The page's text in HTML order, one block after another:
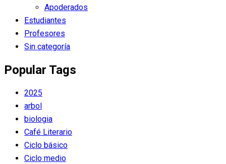
Apoderados
Estudiantes
Profesores
Sin categoría
Popular Tags
2025
arbol
biologia
Café Literario
Ciclo básico
Ciclo medio